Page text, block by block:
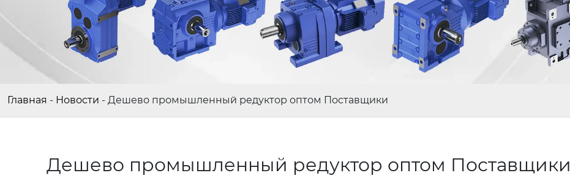
Главная - Новости - Дешево промышленный редуктор оптом Поставщики
Дешево промышленный редуктор оптом Поставщики